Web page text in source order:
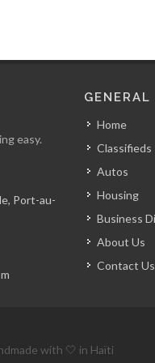
easy.
Port-au-
GENERAL
Home
Classifieds
Autos
Housing
Business
About Us
Contact Us
with 🤍 in Haïti